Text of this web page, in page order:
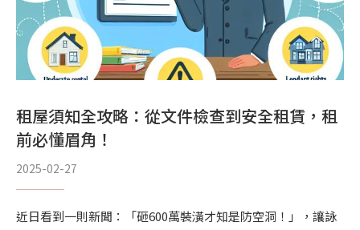
租屋須知全攻略：從文件檢查到安全租賃，租
前必懂眉角！
2025-02-27
近日看到一則新聞：「砸600萬裝潢才知是防空洞！」，讓詠